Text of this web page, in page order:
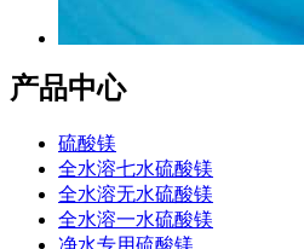
产品中心
硫酸镁
全水溶七水硫酸镁
全水溶无水硫酸镁
全水溶一水硫酸镁
净水专用硫酸镁